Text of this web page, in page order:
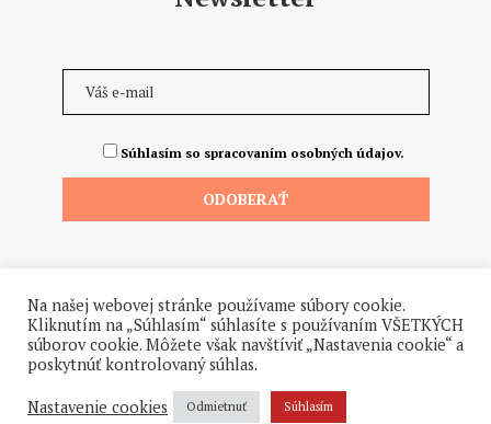
Súhlasím so spracovaním osobných údajov.
©2026 - Všetky práva vyhradené. Hrdo a od ♥ dodalo štúdio
Na našej webovej stránke používame súbory cookie.
Kliknutím na „Súhlasím“ súhlasíte s používaním VŠETKÝCH
súborov cookie. Môžete však navštíviť „Nastavenia cookie“ a
poskytnúť kontrolovaný súhlas.
Nastavenie cookies Odmietnuť Súhlasím